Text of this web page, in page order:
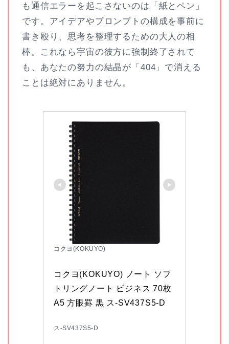
も通信エラーを起こさないのは「紙とペン」
です。アイデアやプロンプトの構成を事前に
書き殴り、思考を整理するための大人の相
棒。これなら宇宙の彼方に強制終了されて
も、あなたの努力の結晶が「404」で消える
ことは絶対にありません。
コクヨ(KOKUYO)
コクヨ(KOKUYO) ノート ソフ
トリングノート ビジネス 70枚
A5 方眼罫 黒 ス-SV437S5-D
ス-SV437S5-D